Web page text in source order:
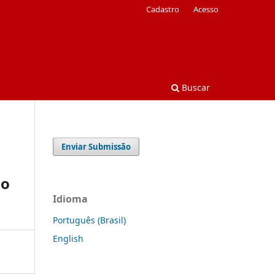
Buscar
Cadastro Acesso
Enviar Submissão
Idioma
Português (Brasil)
English